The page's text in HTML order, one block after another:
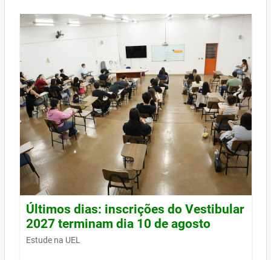
Últimos dias: inscrições do Vestibular
2027 terminam dia 10 de agosto
Estude na UEL